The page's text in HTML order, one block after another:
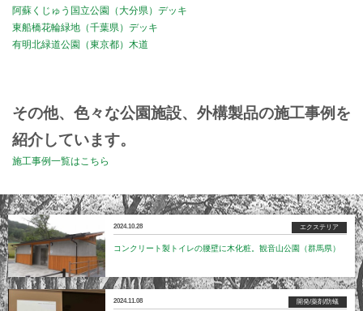
阿蘇くじゅう国立公園（大分県）デッキ
東船橋花輪緑地（千葉県）デッキ
有明北緑道公園（東京都）木道
その他、色々な公園施設、外構製品の施工事例を
紹介しています。
施工事例一覧はこちら
2024.10.28 エクステリア
コンクリート製トイレの腰壁に木化粧。観音山公園（群馬県）
2024.11.08 開発/薬剤/防蟻